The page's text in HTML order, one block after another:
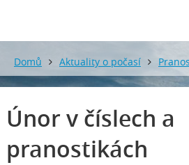
Domů Aktuality o počasí
o počasí Únor v číslech a
Únor v číslech a
pranostikách